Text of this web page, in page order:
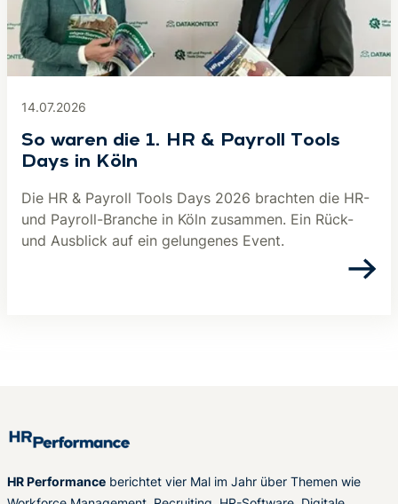
14.07.2026
So waren die 1. HR & Payroll Tools
Days in Köln
Die HR & Payroll Tools Days 2026 brachten die HR-
und Payroll-Branche in Köln zusammen. Ein Rück-
und Ausblick auf ein gelungenes Event.
HR Performance berichtet vier Mal im Jahr über Themen wie